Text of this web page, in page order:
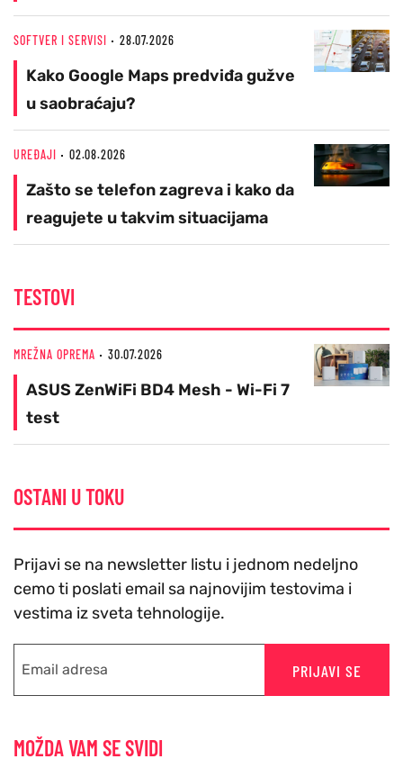
SOFTVER I SERVISI 28.07.2026
Kako Google Maps predviđa gužve
u saobraćaju?
UREĐAJI 02.08.2026
Zašto se telefon zagreva i kako da
reagujete u takvim situacijama
TESTOVI
MREŽNA OPREMA 30.07.2026
ASUS ZenWiFi BD4 Mesh - Wi-Fi 7
test
OSTANI U TOKU
Prijavi se na newsletter listu i jednom nedeljno
cemo ti poslati email sa najnovijim testovima i
vestima iz sveta tehnologije.
PRIJAVI SE
MOŽDA VAM SE SVIDI